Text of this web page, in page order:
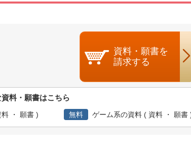
資料・願書を
請求する
料・願書はこちら
・ 願書 ) 無料 ゲーム系の資料 ( 資料 ・ 願書